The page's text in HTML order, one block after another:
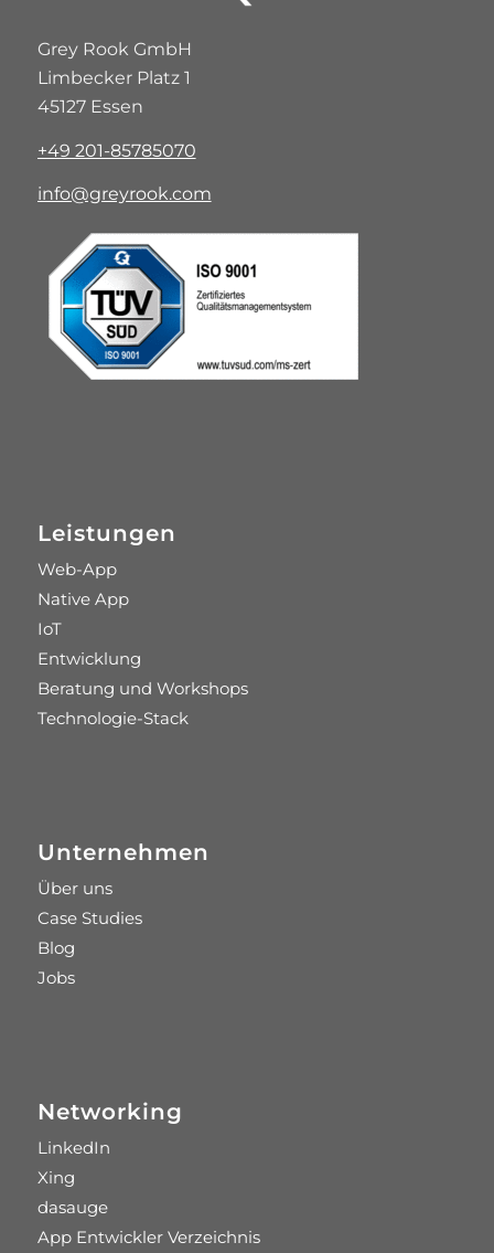
Grey Rook GmbH
Limbecker Platz 1
45127 Essen
+49 201-85785070
info@greyrook.com
Leistungen
Web-App
Native App
IoT
Entwicklung
Beratung und Workshops
Technologie-Stack
Unternehmen
Über uns
Case Studies
Blog
Jobs
Networking
LinkedIn
Xing
dasauge
App Entwickler Verzeichnis